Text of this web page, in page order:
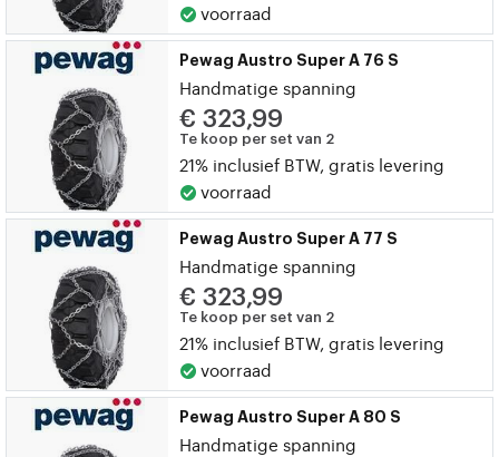
voorraad
Pewag Austro Super A 76 S
Handmatige spanning
€ 323,99
Te koop per set van 2
21% inclusief BTW, gratis levering
voorraad
Pewag Austro Super A 77 S
Handmatige spanning
€ 323,99
Te koop per set van 2
21% inclusief BTW, gratis levering
voorraad
Pewag Austro Super A 80 S
Handmatige spanning